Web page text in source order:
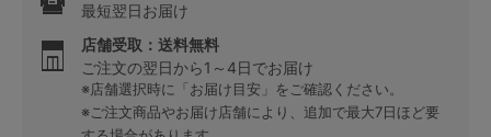
最短翌日お届け
店舗受取：送料無料
ご注文の翌日から1～4日でお届け
※店舗選択時に「お届け目安」をご確認ください。
※ご注文商品やお届け店舗により、追加で最大7日ほど要